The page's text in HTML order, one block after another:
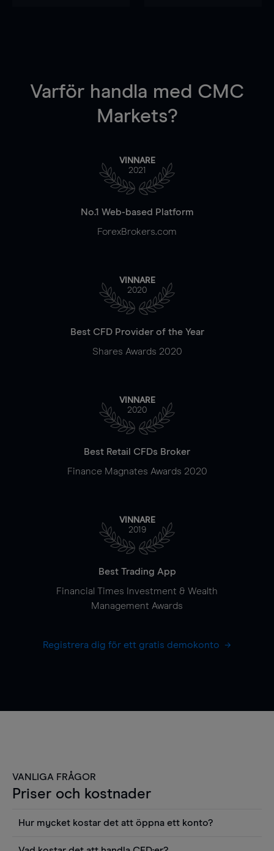
Varför handla med CMC
Markets?
VINNARE
2021
No.1 Web-based Platform
ForexBrokers.com
VINNARE
2020
Best CFD Provider of the Year
Shares Awards 2020
VINNARE
2020
Best Retail CFDs Broker
Finance Magnates Awards 2020
VINNARE
2019
Best Trading App
Financial Times Investment & Wealth
Management Awards
Registrera dig för ett gratis demokonto
VANLIGA FRÅGOR
Priser och kostnader
Hur mycket kostar det att öppna ett konto?